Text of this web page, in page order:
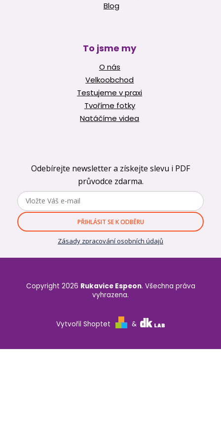
Blog
To jsme my
O nás
Velkoobchod
Testujeme v praxi
Tvoříme fotky
Natáčíme videa
Odebírejte newsletter a získejte slevu i PDF
průvodce zdarma.
PŘIHLÁSIT SE K ODBĚRU
Zásady zpracování osobních údajů
Vytvořil Shoptet &
Copyright 2026 Rukavice Espeon. Všechna práva
vyhrazena.